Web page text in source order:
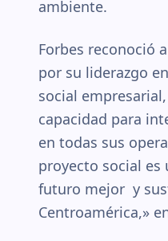
ambiente.
Forbes reconoció
por su liderazgo
social
capacidad para
en todas sus
proyecto social es
futuro mejor y
Centroamérica,»